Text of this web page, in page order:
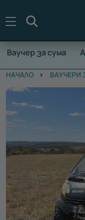
Ваучер за сума
НАЧАЛО ВАУЧЕРИ